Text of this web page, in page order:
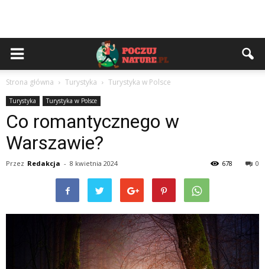
Strona główna Turystyka Turystyka w Polsce
Turystyka Turystyka w Polsce
Co romantycznego w
Warszawie?
Przez Redakcja - 8 kwietnia 2024 0
678